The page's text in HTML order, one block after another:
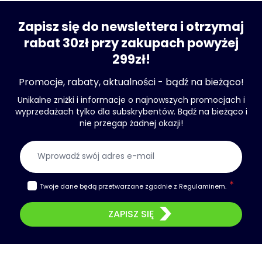
Zapisz się do newslettera i otrzymaj
rabat 30zł przy zakupach powyżej
299zł!
Promocje, rabaty, aktualności - bądź na bieżąco!
Unikalne zniżki i informacje o najnowszych promocjach i
wyprzedażach tylko dla subskrybentów. Bądź na bieżąco i
nie przegap żadnej okazji!
Twoje dane będą przetwarzane zgodnie z Regulaminem.
ZAPISZ SIĘ